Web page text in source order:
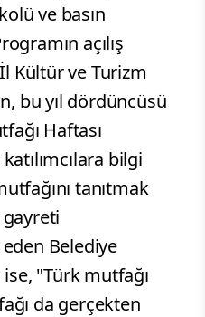
ve basın
açılış
Kültür ve Turizm
bu yıl dördüncüsü
Haftası
bilgi
tanıtmak
Belediye
"Türk mutfağı
da gerçekten